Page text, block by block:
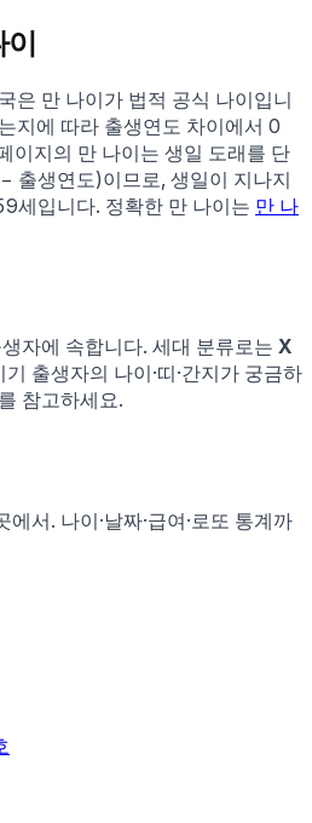
은 만 나이가 법적 공식 나이입니
지에 따라 출생연도 차이에서 0
이지의 만 나이는 생일 도래를 단
출생연도)이므로, 생일이 지나지
세입니다. 정확한 만 나이는 만 나
자에 속합니다. 세대 분류로는 X
기 출생자의 나이·띠·간지가 궁금하
참고하세요.
서. 나이·날짜·급여·로또 통계까